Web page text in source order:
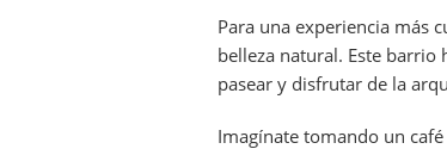
Para una experiencia más
belleza natural. Este barrio
pasear y disfrutar de la
Imagínate tomando un